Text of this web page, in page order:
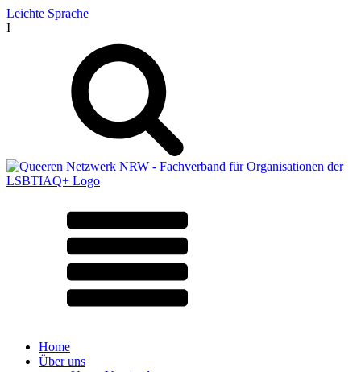
Leichte Sprache
I
Home
Über uns